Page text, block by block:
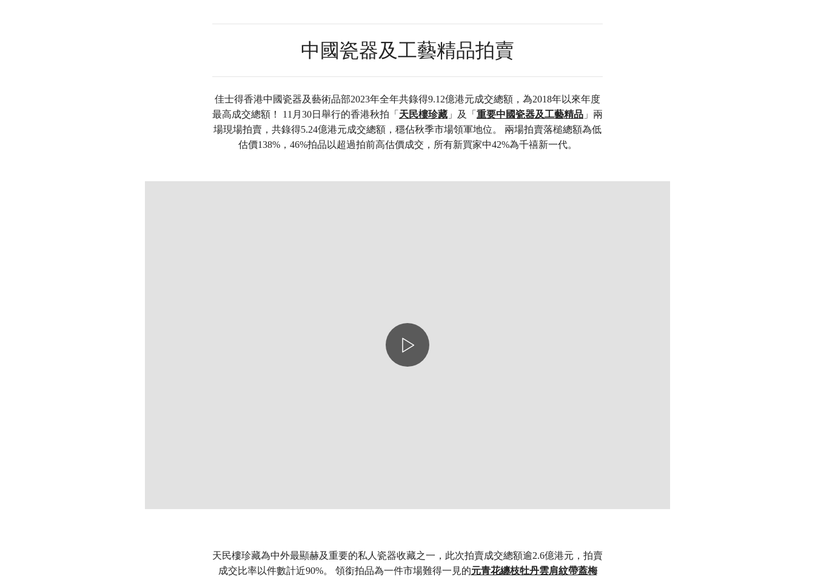
中國瓷器及工藝精品拍賣
佳士得香港中國瓷器及藝術品部2023年全年共錄得9.12億港元成交總額，為2018年以來年度
最高成交總額！ 11月30日舉行的香港秋拍「 天民樓珍藏 」及「 重要中國瓷器及工藝精品 」兩
場現場拍賣，共錄得5.24億港元成交總額，穩佔秋季市場領軍地位。 兩場拍賣落槌總額為低
估價138%，46%拍品以超過拍前高估價成交，所有新買家中42%為千禧新一代。
天民樓珍藏為中外最顯赫及重要的私人瓷器收藏之一，此次拍賣成交總額逾2.6億港元，拍賣
成交比率以件數計近90%。 領銜拍品為一件市場難得一見的元青花纏枝牡丹雲肩紋帶蓋梅